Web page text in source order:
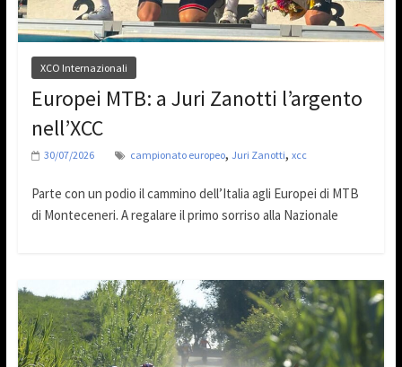
XCO Internazionali
Europei MTB: a Juri Zanotti l’argento
nell’XCC
30/07/2026 campionato europeo, Juri Zanotti, xcc
Parte con un podio il cammino dell’Italia agli Europei di MTB
di Monteceneri. A regalare il primo sorriso alla Nazionale